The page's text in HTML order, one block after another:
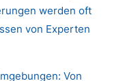
werden oft
von Experten
Von